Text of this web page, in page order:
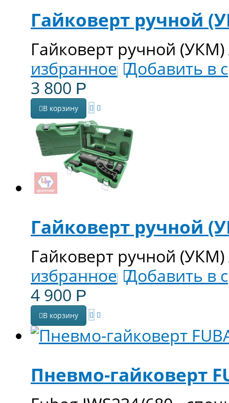
Гайковерт ручной
Гайковерт ручной
избранное Добавить в
3 800 Р
В корзину
Гайковерт ручной
Гайковерт ручной
избранное Добавить в
4 900 Р
В корзину
Пневмо-гайковерт